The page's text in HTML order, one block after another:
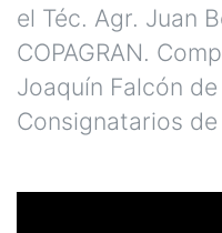
el Téc. Agr. Juan
COPAGRAN.
Joaquín Falcón
Consignatarios de